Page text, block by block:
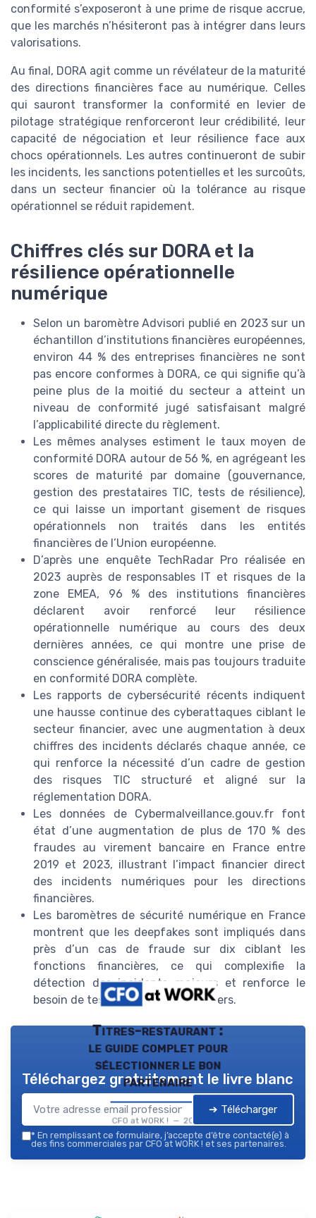
conformité s’exposeront à une prime de risque accrue,
que les marchés n’hésiteront pas à intégrer dans leurs
valorisations.
Au final, DORA agit comme un révélateur de la maturité
des directions financières face au numérique. Celles
qui sauront transformer la conformité en levier de
pilotage stratégique renforceront leur crédibilité, leur
capacité de négociation et leur résilience face aux
chocs opérationnels. Les autres continueront de subir
les incidents, les sanctions potentielles et les surcoûts,
dans un secteur financier où la tolérance au risque
opérationnel se réduit rapidement.
Chiffres clés sur DORA et la
résilience opérationnelle
numérique
Selon un baromètre Advisori publié en 2023 sur un
échantillon d’institutions financières européennes,
environ 44 % des entreprises financières ne sont
pas encore conformes à DORA, ce qui signifie qu’à
peine plus de la moitié du secteur a atteint un
niveau de conformité jugé satisfaisant malgré
l’applicabilité directe du règlement.
Les mêmes analyses estiment le taux moyen de
conformité DORA autour de 56 %, en agrégeant les
scores de maturité par domaine (gouvernance,
gestion des prestataires TIC, tests de résilience),
ce qui laisse un important gisement de risques
opérationnels non traités dans les entités
financières de l’Union européenne.
D’après une enquête TechRadar Pro réalisée en
2023 auprès de responsables IT et risques de la
zone EMEA, 96 % des institutions financières
déclarent avoir renforcé leur résilience
opérationnelle numérique au cours des deux
dernières années, ce qui montre une prise de
conscience généralisée, mais pas toujours traduite
en conformité DORA complète.
Les rapports de cybersécurité récents indiquent
une hausse continue des cyberattaques ciblant le
secteur financier, avec une augmentation à deux
chiffres des incidents déclarés chaque année, ce
qui renforce la nécessité d’un cadre de gestion
des risques TIC structuré et aligné sur la
réglementation DORA.
Les données de Cybermalveillance.gouv.fr font
état d’une augmentation de plus de 170 % des
fraudes au virement bancaire en France entre
2019 et 2023, illustrant l’impact financier direct
des incidents numériques pour les directions
financières.
Les baromètres de sécurité numérique en France
montrent que les deepfakes sont impliqués dans
près d’un cas de fraude sur dix ciblant les
fonctions financières, ce qui complexifie la
détection des incidents majeurs et renforce le
besoin de tests de résilience réguliers.
Titres-restaurant :
le guide complet pour
sélectionner le bon
partenaire
CFO at WORK ! — 2026
Téléchargez gratuitement le livre blanc
➔ Télécharger
* En remplissant ce formulaire, j’accepte d’être contacté(e) à
des fins commerciales par CFO at WORK ! et ses partenaires.